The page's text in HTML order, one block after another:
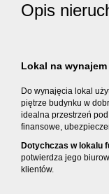
Opis
Lokal na wynajem
Do wynajęcia lokal
piętrze budynku w
idealna przestrzeń
finansowe,
Dotychczas w lokalu
potwierdza jego
klientów.